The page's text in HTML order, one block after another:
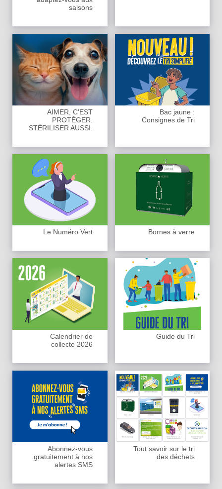
saisons
AIMER, C'EST
PROTÉGER.
STÉRILISER AUSSI.
Bac jaune :
Consignes de Tri
Le Numéro Vert Bornes à verre
Calendrier de
collecte 2026
Guide du Tri
Abonnez-vous
gratuitement à nos
alertes SMS
Tout savoir sur le tri
des déchets